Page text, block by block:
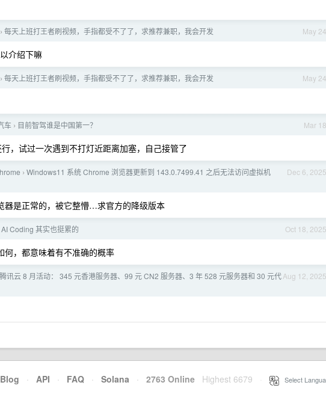
May 24
› 每天上班打王者刷视频，手指都受不了了，求推荐兼职，我会开发
介绍下嘛
May 24
› 每天上班打王者刷视频，手指都受不了了，求推荐兼职，我会开发
Mar 18
车 › 目前智驾谁是中国第一？
，试过一次遇到不打灯近距离加塞，自己接管了
Dec 6, 2025
› Windows11 系统 Chrome 浏览器更新到 143.0.7499.41 之后无法访问虚拟机
器是正常的，被它整懵…求官方的降级版本
Oct 18, 2025
AI Coding 其实也挺累的
何，都意味着有不准确的概率
Aug 12, 2025
腾讯云 8 月活动： 345 元香港服务器、99 元 CN2 服务器、3 年 528 元服务器和 30 元代
Blog · API · FAQ · Solana · 2763 Online Highest 6679 Select